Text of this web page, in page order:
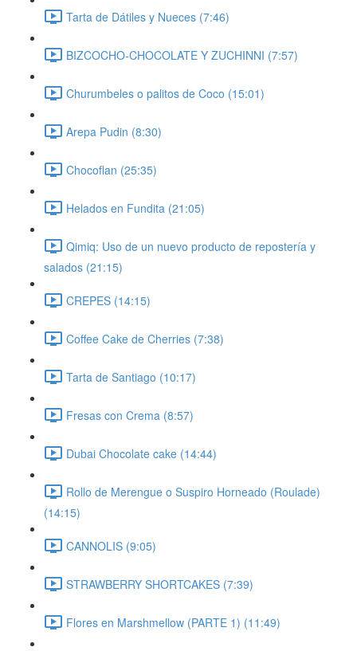
Tarta de Dátiles y Nueces (7:46)
BIZCOCHO-CHOCOLATE Y ZUCHINNI (7:57)
Churumbeles o palitos de Coco (15:01)
Arepa Pudin (8:30)
Chocoflan (25:35)
Helados en Fundita (21:05)
Qimiq: Uso de un nuevo producto de repostería y
salados (21:15)
CREPES (14:15)
Coffee Cake de Cherries (7:38)
Tarta de Santiago (10:17)
Fresas con Crema (8:57)
Dubai Chocolate cake (14:44)
Rollo de Merengue o Suspiro Horneado (Roulade)
(14:15)
CANNOLIS (9:05)
STRAWBERRY SHORTCAKES (7:39)
Flores en Marshmellow (PARTE 1) (11:49)